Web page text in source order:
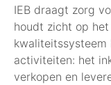
IEB draagt zorg
houdt zicht op
activiteiten: het
verkopen en